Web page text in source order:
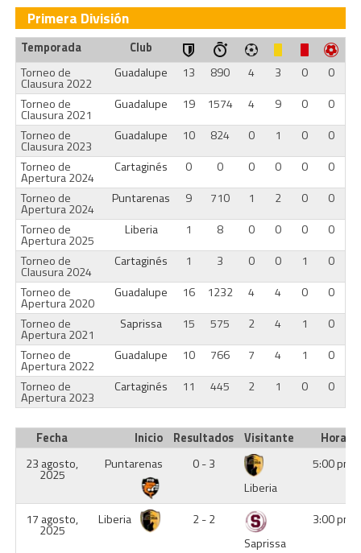
Primera División
Temporada
Club
Torneo de
Clausura 2022
Guadalupe 13 890 4 3 0
0
Torneo de
Clausura 2021
Guadalupe 19 1574 4 9 0
0
Torneo de
Clausura 2023
Guadalupe 10 824 0 1 0
0
Torneo de
Apertura 2024
Cartaginés 0 0 0 0 0
0
Torneo de
Apertura 2024
Puntarenas 9 710 1 2 0
0
Torneo de
Apertura 2025
Liberia 1 8 0 0 0
0
Torneo de
Clausura 2024
Cartaginés 1 3 0 0 1
0
Torneo de
Apertura 2020
Guadalupe 16 1232 4 4 0
0
Torneo de
Apertura 2021
Saprissa 15 575 2 4 1
0
Torneo de
Apertura 2022
Guadalupe 10 766 7 4 1
0
Torneo de
Apertura 2023
Cartaginés 11 445 2 1 0 0
Fecha Inicio Resultados Visitante
Hora
23 agosto,
2025
Puntarenas
0 - 3
Liberia
5:00 pm
17 agosto,
2025
Liberia
2 - 2
Saprissa
3:00 pm